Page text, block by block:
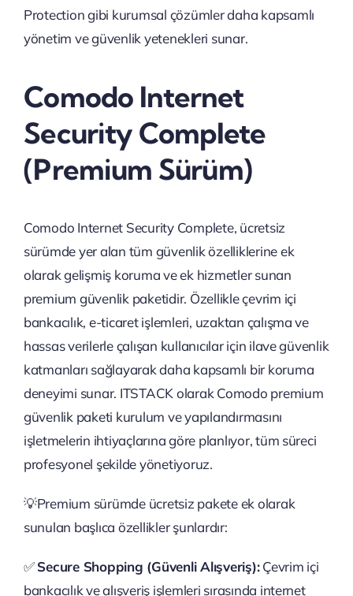
Protection gibi kurumsal çözümler daha kapsamlı
yönetim ve güvenlik yetenekleri sunar.
Comodo Internet
Security Complete
(Premium Sürüm)
Comodo Internet Security Complete, ücretsiz
sürümde yer alan tüm güvenlik özelliklerine ek
olarak gelişmiş koruma ve ek hizmetler sunan
premium güvenlik paketidir. Özellikle çevrim içi
bankacılık, e-ticaret işlemleri, uzaktan çalışma ve
hassas verilerle çalışan kullanıcılar için ilave güvenlik
katmanları sağlayarak daha kapsamlı bir koruma
deneyimi sunar. ITSTACK olarak Comodo premium
güvenlik paketi kurulum ve yapılandırmasını
işletmelerin ihtiyaçlarına göre planlıyor, tüm süreci
profesyonel şekilde yönetiyoruz.
💡Premium sürümde ücretsiz pakete ek olarak
sunulan başlıca özellikler şunlardır:
✅Secure Shopping (Güvenli Alışveriş):Çevrim içi
bankacılık ve alışveriş işlemleri sırasında internet